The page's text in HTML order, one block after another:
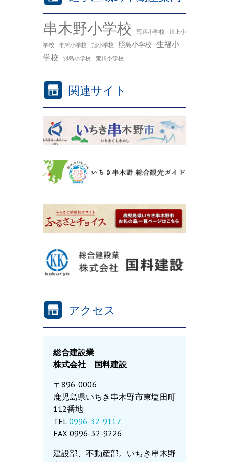
串木野小学校 冠岳小学校
川上小
学校
市来小学校 旭小学校 照島小学校 生福小
学校
羽島小学校 荒川小学校
関連サイト
アクセス
総合建設業
株式会社 国料建設
〒896-0006
鹿児島県いちき串木野市東塩田町
112番地
TEL0996-32-9117
FAX 0996-32-9226
建設部、不動産部。いちき串木野